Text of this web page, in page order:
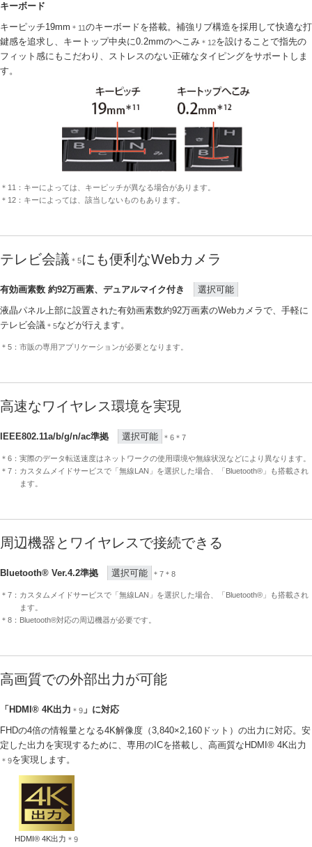
キーボード
キーピッチ19mm ＊11のキーボードを搭載。補強リブ構造を採用して快適な打
鍵感を追求し、キートップ中央に0.2mmのへこみ ＊12を設けることで指先の
フィット感にもこだわり、ストレスのない正確なタイピングをサポートしま
す。
＊11：キーによっては、キーピッチが異なる場合があります。
＊12：キーによっては、該当しないものもあります。
テレビ会議 ＊5にも便利なWebカメラ
有効画素数 約92万画素、デュアルマイク付き
選択可能
液晶パネル上部に設置された有効画素数約92万画素のWebカメラで、手軽に
テレビ会議 ＊5などが行えます。
＊5：市販の専用アプリケーションが必要となります。
高速なワイヤレス環境を実現
IEEE802.11a/b/g/n/ac準拠 選択可能 ＊6＊7
＊6：実際のデータ転送速度はネットワークの使用環境や無線状況などにより異なります。
＊7：カスタムメイドサービスで「無線LAN」を選択した場合、「Bluetooth®」も搭載され
ます。
周辺機器とワイヤレスで接続できる
Bluetooth® Ver.4.2準拠 選択可能 ＊7＊8
＊7：カスタムメイドサービスで「無線LAN」を選択した場合、「Bluetooth®」も搭載され
ます。
＊8：Bluetooth®対応の周辺機器が必要です。
高画質での外部出力が可能
「HDMI® 4K出力 ＊9 」に対応
FHDの4倍の情報量となる4K解像度（3,840×2,160ドット）の出力に対応。安
定した出力を実現するために、専用のICを搭載し、高画質なHDMI® 4K出力
＊9を実現します。
HDMI® 4K出力 ＊9